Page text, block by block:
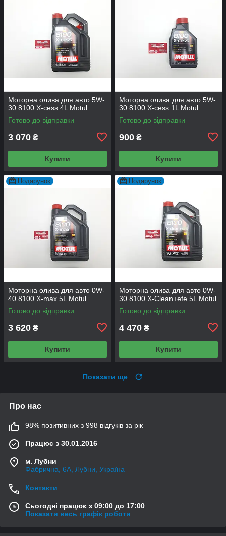
Моторна олива для авто 5W-
30 8100 X-cess 4L Motul
Готово до відправки
3 070 ₴
Купити
Моторна олива для авто 5W-
30 8100 X-cess 1L Motul
Готово до відправки
900 ₴
Купити
Подарунок
Моторна олива для авто 0W-
40 8100 X-max 5L Motul
Готово до відправки
3 620 ₴
Купити
Подарунок
Моторна олива для авто 0W-
30 8100 X-Сlean+efe 5L Motul
Готово до відправки
4 470 ₴
Купити
Показати ще
Про нас
98% позитивних з 998 відгуків за рік
Працює з 30.01.2016
м. Лубни
Фабрична, 6А, Лубни, Україна
Контакти
Сьогодні працює з 09:00 до 17:00
Показати весь графік роботи